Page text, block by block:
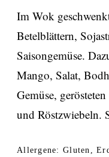
Im Wok
Betelblättern,
Saisongemüse.
Mango, Salat,
Gemüse,
und Röstzwiebeln.
Allergene: Gluten,